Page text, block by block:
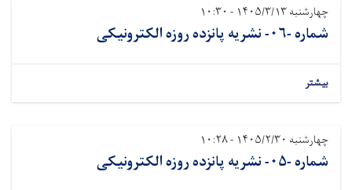
چهارشنبه ۱۴۰۵/۳/۱۳ - ۱۰:۳۰
شماره -۰۶- نشريه پانزده روزه الکترونیکی
بیشتر
چهارشنبه ۱۴۰۵/۲/۳۰ - ۱۰:۲۸
شماره -۰۵- نشريه پانزده روزه الکترونیکی